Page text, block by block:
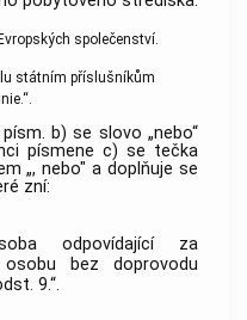
společenství.
státním příslušníkům
b) se slovo „nebo“
písmene c) se tečka
„, nebo" a doplňuje se
zní:
odpovídající za
osobu bez doprovodu
9.“.